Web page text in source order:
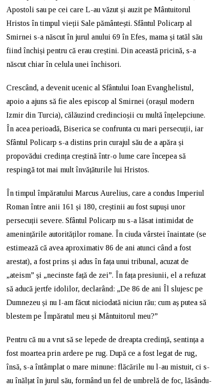
Apostoli sau pe cei care L-au văzut și auzit pe Mântuitorul
Hristos în timpul vieții Sale pământești. Sfântul Policarp al
Smirnei s-a născut în jurul anului 69 în Efes, mama și tatăl său
fiind închiși pentru că erau creștini. Din această pricină, s-a
născut chiar în celula unei închisori.
Crescând, a devenit ucenic al Sfântului Ioan Evanghelistul,
apoio a ajuns să fie ales episcop al Smirnei (orașul modern
Izmir din Turcia), călăuzind credincioșii cu multă înțelepciune.
În acea perioadă, Biserica se confrunta cu mari persecuții, iar
Sfântul Policarp s-a distins prin curajul său de a apăra și
propovădui credința creștină într-o lume care începea să
respingă tot mai mult învățăturile lui Hristos.
În timpul împăratului Marcus Aurelius, care a condus Imperiul
Roman între anii 161 și 180, creștinii au fost supuși unor
persecuții severe. Sfântul Policarp nu s-a lăsat intimidat de
amenințările autorităților romane. În ciuda vârstei înaintate (se
estimează că avea aproximativ 86 de ani atunci când a fost
arestat), a fost prins și adus în fața unui tribunal, acuzat de
„ateism” și „necinste față de zei”. În fața presiunii, el a refuzat
să aducă jertfe idolilor, declarând: „De 86 de ani Îl slujesc pe
Dumnezeu și nu I-am făcut niciodată niciun rău; cum aș putea să
blestem pe Împăratul meu și Mântuitorul meu?”
Pentru că nu a vrut să se lepede de dreapta credință, sentința a
fost moartea prin ardere pe rug. După ce a fost legat de rug,
însă, s-a întâmplat o mare minune: flăcările nu l-au mistuit, ci s-
au înălțat în jurul său, formând un fel de umbrelă de foc, lăsându-